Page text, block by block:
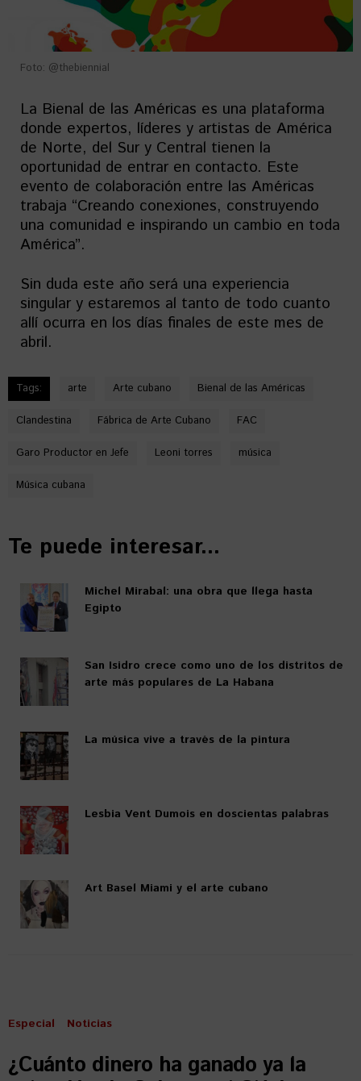
Foto: @thebiennial
La Bienal de las Américas es una plataforma
donde expertos, líderes y artistas de América
de Norte, del Sur y Central tienen la
oportunidad de entrar en contacto. Este
evento de colaboración entre las Américas
trabaja “Creando conexiones, construyendo
una comunidad e inspirando un cambio en toda
América”.
Sin duda este año será una experiencia
singular y estaremos al tanto de todo cuanto
allí ocurra en los días finales de este mes de
abril.
Tags: arte Arte cubano Bienal de las Américas
Clandestina Fábrica de Arte Cubano FAC
Garo Productor en Jefe Leoni torres música
Música cubana
Te puede interesar...
Michel Mirabal: una obra que llega hasta
Egipto
San Isidro crece como uno de los distritos de
arte más populares de La Habana
La música vive a través de la pintura
Lesbia Vent Dumois en doscientas palabras
Art Basel Miami y el arte cubano
Especial Noticias
¿Cuánto dinero ha ganado ya la